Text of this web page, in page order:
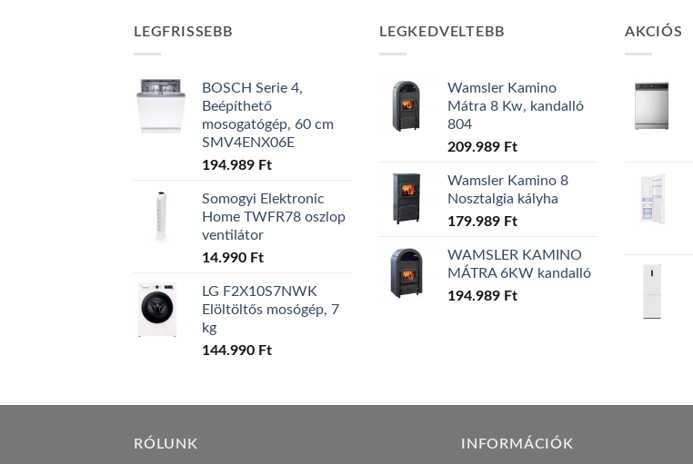
LEGFRISSEBB
BOSCH Serie 4,
Beépíthető
mosogatógép, 60 cm
SMV4ENX06E
194.989 Ft
Somogyi Elektronic
Home TWFR78 oszlop
ventilátor
14.990 Ft
LG F2X10S7NWK
Elöltöltős mosógép, 7
kg
144.990 Ft
LEGKEDVELTEBB
Wamsler Kamino
Mátra 8 Kw, kandalló
804
209.989 Ft
Wamsler Kamino 8
Nosztalgia kályha
179.989 Ft
WAMSLER KAMINO
MÁTRA 6KW kandalló
194.989 Ft
AKCIÓS
RÓLUNK INFORMÁCIÓK